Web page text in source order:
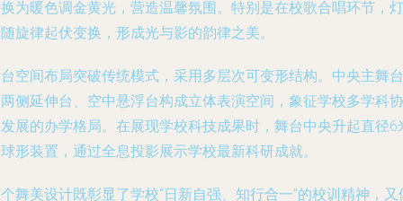
为暖色调金黄光，营造温馨氛围。特别是在校歌合唱环节，灯
旋律起伏变换，形成光与影的韵律之美。
空间布局突破传统模式，采用多层次可变形结构。中央主舞台
侧延伸台、空中悬浮台构成立体表演空间，象征学校多学科协
展的办学格局。在展现学校科技成果时，舞台中央升起直径6
形装置，通过全息投影展示学校最新科研成就。
舞美设计既彰显了学校“日新自强、知行合一”的校训精神，又